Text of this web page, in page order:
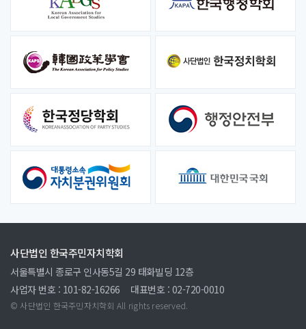
사단법인 한국주민자치학회
서울특별시 종로구 인사동5길 29 태화빌딩 12층
사업자 번호 : 101-82-16266
대표번호 : 02-720-0010
© 사단법인 한국주민자치학회 All rights reserved.